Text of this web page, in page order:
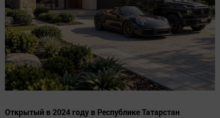
Открытый в 2024 году в Республике Татарстан